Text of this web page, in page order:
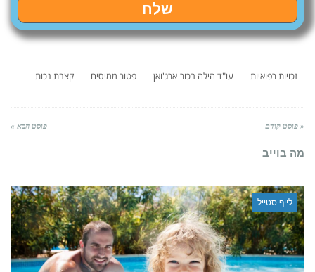
שלח
זכויות רפואיות עו"ד הילה בכור-ארג'ואן פטור ממיסים קצבת נכות
« פוסט קודם פוסט הבא »
מה בוייב
לייף סטייל